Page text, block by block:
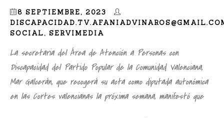
8 SEPTIEMBRE, 2023
SOCIAL, SERVIMEDIA
La secretaria del Área de Atención a Personas con
Discapacidad del Partido Popular de la Comunidad Valenciana,
Mar Galcerán, que recogerá su acta como diputada autonómica
en las Cortes valencianas la próxima semana, manifestó que